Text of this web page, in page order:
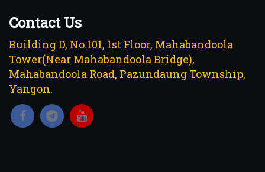
Contact Us
Building D, No.101, 1st Floor, Mahabandoola
Tower(Near Mahabandoola Bridge),
Mahabandoola Road, Pazundaung Township,
Yangon.